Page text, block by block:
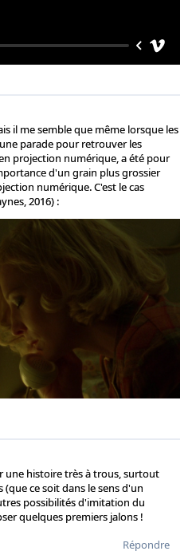
il me semble que même lorsque les
parade pour retrouver les
projection numérique, a été pour
d'un grain plus grossier
numérique. C'est le cas
2016) :
une histoire très à trous, surtout
ce soit dans le sens d'un
possibilités d'imitation du
quelques premiers jalons !
Répondre